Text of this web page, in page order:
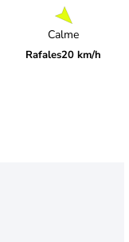
Calme
Rafales20 km/h